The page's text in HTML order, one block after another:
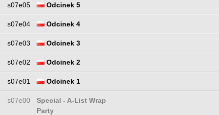
s07e05 Odcinek 5
s07e04 Odcinek 4
s07e03 Odcinek 3
s07e02 Odcinek 2
s07e01 Odcinek 1
s07e00
Special - A-List Wrap
Party